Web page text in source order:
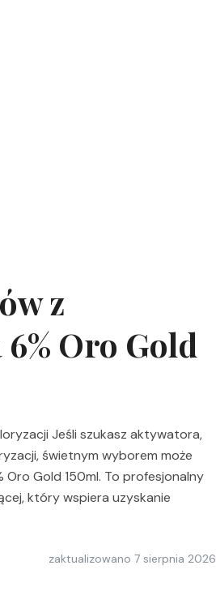
z
Oro Gold
Jeśli szukasz aktywatora,
świetnym wyborem może
Oro Gold 150ml. To profesjonalny
który wspiera uzyskanie
zaktualizowano 7 sierpnia 2026